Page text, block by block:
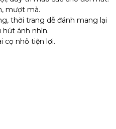
mượt mà.
thời trang dễ đánh mang lại
ánh nhìn.
cọ nhỏ tiện lợi.